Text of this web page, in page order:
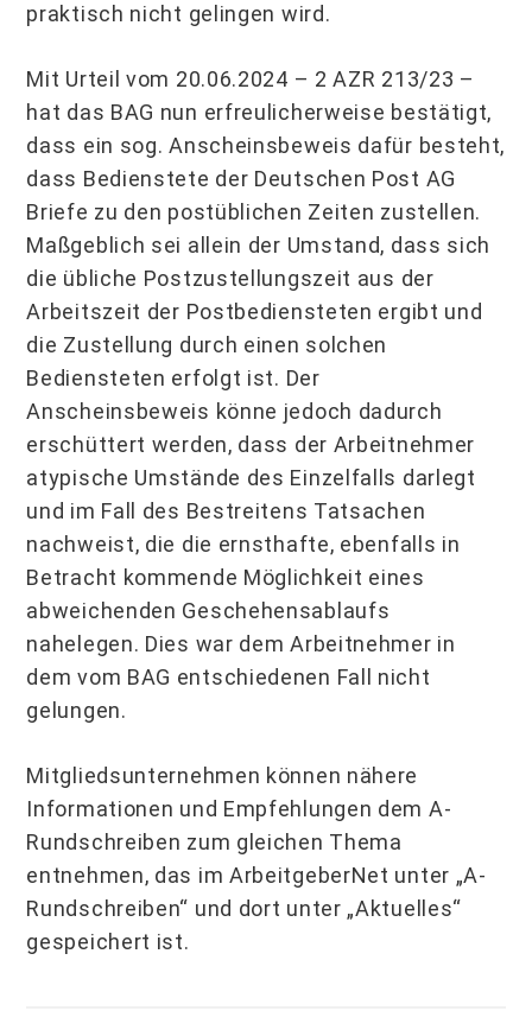
praktisch nicht gelingen wird.
Mit Urteil vom 20.06.2024 – 2 AZR 213/23 –
hat das BAG nun erfreulicherweise bestätigt,
dass ein sog. Anscheinsbeweis dafür besteht,
dass Bedienstete der Deutschen Post AG
Briefe zu den postüblichen Zeiten zustellen.
Maßgeblich sei allein der Umstand, dass sich
die übliche Postzustellungszeit aus der
Arbeitszeit der Postbediensteten ergibt und
die Zustellung durch einen solchen
Bediensteten erfolgt ist. Der
Anscheinsbeweis könne jedoch dadurch
erschüttert werden, dass der Arbeitnehmer
atypische Umstände des Einzelfalls darlegt
und im Fall des Bestreitens Tatsachen
nachweist, die die ernsthafte, ebenfalls in
Betracht kommende Möglichkeit eines
abweichenden Geschehensablaufs
nahelegen. Dies war dem Arbeitnehmer in
dem vom BAG entschiedenen Fall nicht
gelungen.
Mitgliedsunternehmen können nähere
Informationen und Empfehlungen dem A-
Rundschreiben zum gleichen Thema
entnehmen, das im ArbeitgeberNet unter „A-
Rundschreiben“ und dort unter „Aktuelles“
gespeichert ist.